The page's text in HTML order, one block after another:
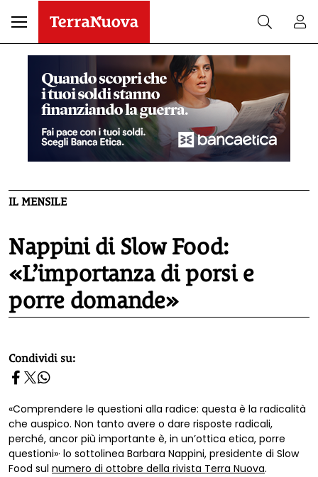
IL MENSILE
Nappini di Slow Food:
«L’importanza di porsi e
porre domande»
homepage h2
Condividi su:
«Comprendere le questioni alla radice: questa è la radicalità
che auspico. Non tanto avere o dare risposte radicali,
perché, ancor più importante è, in un’ottica etica, porre
questioni»· lo sottolinea Barbara Nappini, presidente di Slow
Food sul numero di ottobre della rivista Terra Nuova.